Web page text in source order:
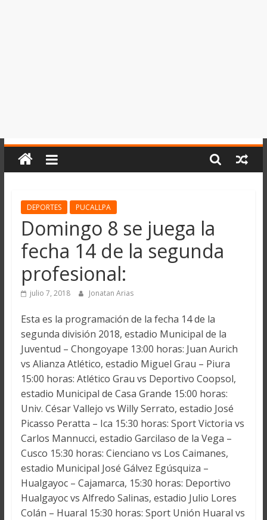
DEPORTES PUCALLPA
Domingo 8 se juega la
fecha 14 de la segunda
profesional:
julio 7, 2018 Jonatan Arias
Esta es la programación de la fecha 14 de la
segunda división 2018, estadio Municipal de la
Juventud – Chongoyape 13:00 horas: Juan Aurich
vs Alianza Atlético, estadio Miguel Grau – Piura
15:00 horas: Atlético Grau vs Deportivo Coopsol,
estadio Municipal de Casa Grande 15:00 horas:
Univ. César Vallejo vs Willy Serrato, estadio José
Picasso Peratta – Ica 15:30 horas: Sport Victoria vs
Carlos Mannucci, estadio Garcilaso de la Vega –
Cusco 15:30 horas: Cienciano vs Los Caimanes,
estadio Municipal José Gálvez Egúsquiza –
Hualgayoc – Cajamarca, 15:30 horas: Deportivo
Hualgayoc vs Alfredo Salinas, estadio Julio Lores
Colán – Huaral 15:30 horas: Sport Unión Huaral vs